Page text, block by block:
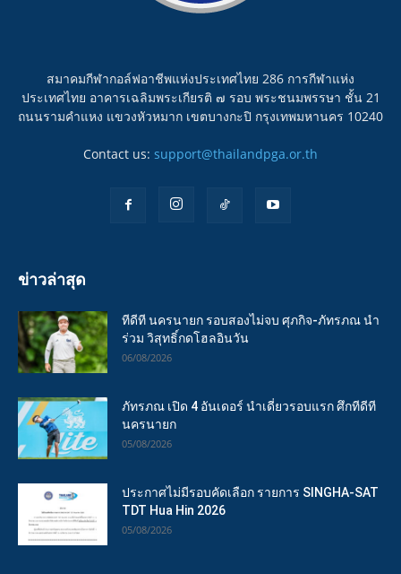
สมาคมกีฬากอล์ฟอาชีพแห่งประเทศไทย 286 การกีฬาแห่ง
ประเทศไทย อาคารเฉลิมพระเกียรติ ๗ รอบ พระชนมพรรษา ชั้น 21
ถนนรามคำแหง แขวงหัวหมาก เขตบางกะปิ กรุงเทพมหานคร 10240
Contact us: support@thailandpga.or.th
ข่าวล่าสุด
ทีดีที นครนายก รอบสองไม่จบ ศุภกิจ-ภัทรภณ นำ
ร่วม วิสุทธิ์กดโฮลอินวัน
06/08/2026
ภัทรภณ เปิด 4 อันเดอร์ นำเดี่ยวรอบแรก ศึกทีดีที
นครนายก
05/08/2026
ประกาศไม่มีรอบคัดเลือก รายการ SINGHA-SAT
TDT Hua Hin 2026
05/08/2026